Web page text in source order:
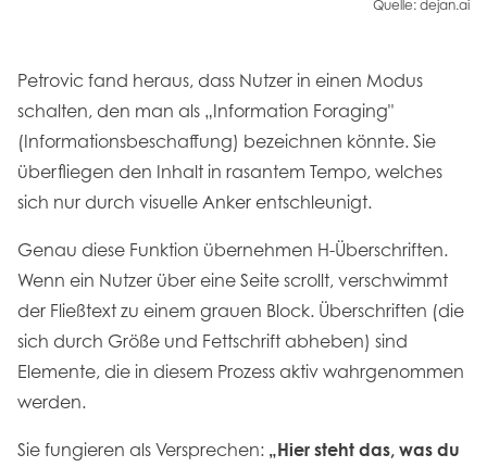
Quelle: dejan.ai
Petrovic fand heraus, dass Nutzer in einen Modus
schalten, den man als „Information Foraging"
(Informationsbeschaffung) bezeichnen könnte. Sie
überfliegen den Inhalt in rasantem Tempo, welches
sich nur durch visuelle Anker entschleunigt.
Genau diese Funktion übernehmen H-Überschriften.
Wenn ein Nutzer über eine Seite scrollt, verschwimmt
der Fließtext zu einem grauen Block. Überschriften (die
sich durch Größe und Fettschrift abheben) sind
Elemente, die in diesem Prozess aktiv wahrgenommen
werden.
Sie fungieren als Versprechen:
„Hier steht das, was du